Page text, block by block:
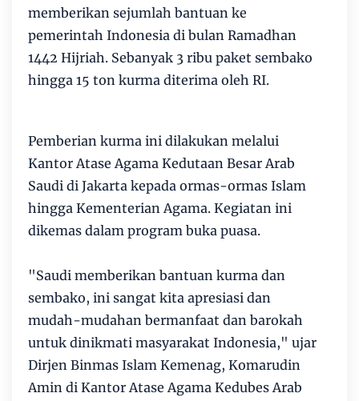
memberikan sejumlah bantuan ke
pemerintah Indonesia di bulan Ramadhan
1442 Hijriah. Sebanyak 3 ribu paket sembako
hingga 15 ton kurma diterima oleh RI.
Pemberian kurma ini dilakukan melalui
Kantor Atase Agama Kedutaan Besar Arab
Saudi di Jakarta kepada ormas-ormas Islam
hingga Kementerian Agama. Kegiatan ini
dikemas dalam program buka puasa.
"Saudi memberikan bantuan kurma dan
sembako, ini sangat kita apresiasi dan
mudah-mudahan bermanfaat dan barokah
untuk dinikmati masyarakat Indonesia," ujar
Dirjen Binmas Islam Kemenag, Komarudin
Amin di Kantor Atase Agama Kedubes Arab